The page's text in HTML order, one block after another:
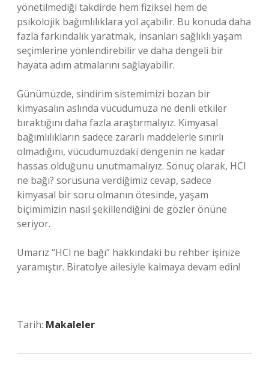
yönetilmediği takdirde hem fiziksel hem de
psikolojik bağımlılıklara yol açabilir. Bu konuda daha
fazla farkındalık yaratmak, insanları sağlıklı yaşam
seçimlerine yönlendirebilir ve daha dengeli bir
hayata adım atmalarını sağlayabilir.
Günümüzde, sindirim sistemimizi bozan bir
kimyasalın aslında vücudumuza ne denli etkiler
bıraktığını daha fazla araştırmalıyız. Kimyasal
bağımlılıkların sadece zararlı maddelerle sınırlı
olmadığını, vücudumuzdaki dengenin ne kadar
hassas olduğunu unutmamalıyız. Sonuç olarak, HCl
ne bağı? sorusuna verdiğimiz cevap, sadece
kimyasal bir soru olmanın ötesinde, yaşam
biçimimizin nasıl şekillendiğini de gözler önüne
seriyor.
Umarız “HCl ne bağı” hakkındaki bu rehber işinize
yaramıştır. Biratolye ailesiyle kalmaya devam edin!
Tarih: Makaleler